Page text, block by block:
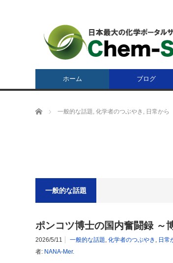
ホーム ブログ
ホーム 一般的な話題, 化学者のつぶやき , 日常から
一般的な話題
ポンコツ博士の国内奮闘録 ～
2026/5/11 一般的な話題, 化学者のつぶやき , 日常
者: NANA-Mer.